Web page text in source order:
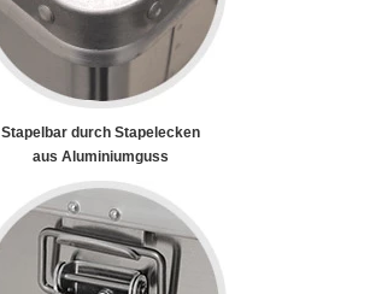
Stapelbar durch Stapelecken
aus Aluminiumguss